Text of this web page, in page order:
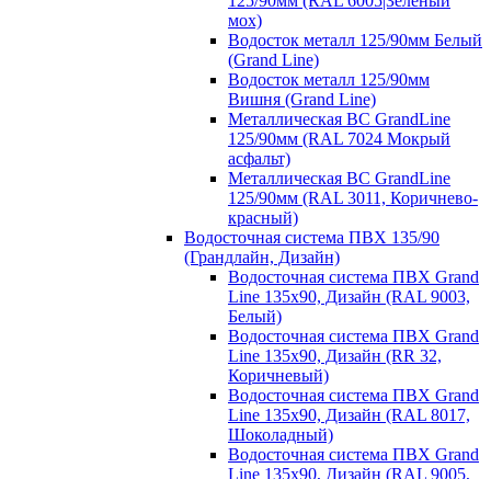
мох)
Водосток металл 125/90мм Белый
(Grand Line)
Водосток металл 125/90мм
Вишня (Grand Line)
Металлическая ВС GrandLine
125/90мм (RAL 7024 Мокрый
асфальт)
Металлическая ВС GrandLine
125/90мм (RAL 3011, Коричнево-
красный)
Водосточная система ПВХ 135/90
(Грандлайн, Дизайн)
Водосточная система ПВХ Grand
Line 135х90, Дизайн (RAL 9003,
Белый)
Водосточная система ПВХ Grand
Line 135х90, Дизайн (RR 32,
Коричневый)
Водосточная система ПВХ Grand
Line 135х90, Дизайн (RAL 8017,
Шоколадный)
Водосточная система ПВХ Grand
Line 135х90, Дизайн (RAL 9005,